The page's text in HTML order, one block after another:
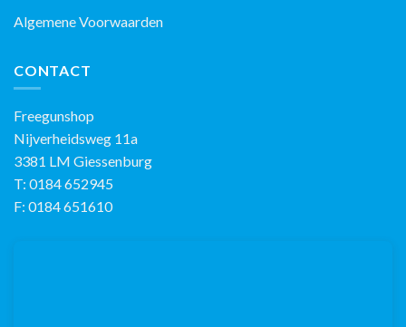
Algemene Voorwaarden
CONTACT
Freegunshop
Nijverheidsweg 11a
3381 LM Giessenburg
T: 0184 652945
F: 0184 651610